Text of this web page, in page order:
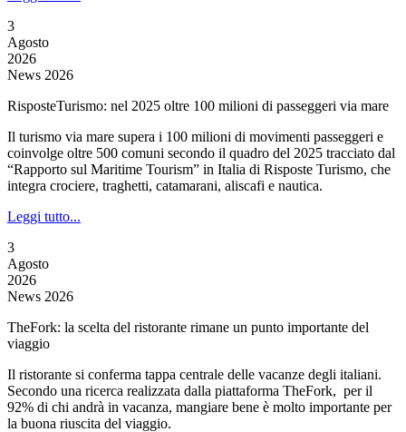
3
Agosto
2026
News 2026
RisposteTurismo: nel 2025 oltre 100 milioni di passeggeri via mare
Il turismo via mare supera i 100 milioni di movimenti passeggeri e
coinvolge oltre 500 comuni secondo il quadro del 2025 tracciato dal
“Rapporto sul Maritime Tourism” in Italia di Risposte Turismo, che
integra crociere, traghetti, catamarani, aliscafi e nautica.
Leggi tutto...
3
Agosto
2026
News 2026
TheFork: la scelta del ristorante rimane un punto importante del
viaggio
Il ristorante si conferma tappa centrale delle vacanze degli italiani.
Secondo una ricerca realizzata dalla piattaforma TheFork, per il
92% di chi andrà in vacanza, mangiare bene è molto importante per
la buona riuscita del viaggio.